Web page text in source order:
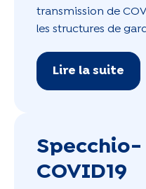
transmission de
les structures de
Lire la suite
Specchio-
COVID19